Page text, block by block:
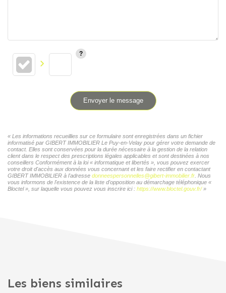
Envoyer le message
« Les informations recueillies sur ce formulaire sont enregistrées dans un fichier
informatisé par GIBERT IMMOBILIER Le Puy-en-Velay pour gérer votre demande de
contact. Elles sont conservées pour la durée nécessaire à la gestion de la relation
client dans le respect des prescriptions légales applicables et sont destinées à nos
conseillers Conformément à la loi « informatique et libertés », vous pouvez exercer
votre droit d'accès aux données vous concernant et les faire rectifier en contactant
GIBERT IMMOBILIER à l'adresse donneespersonnelles@gibert-immobilier.fr . Nous
vous informons de l'existence de la liste d'opposition au démarchage téléphonique «
Bloctel », sur laquelle vous pouvez vous inscrire ici : https://www.bloctel.gouv.fr/»
Les biens similaires